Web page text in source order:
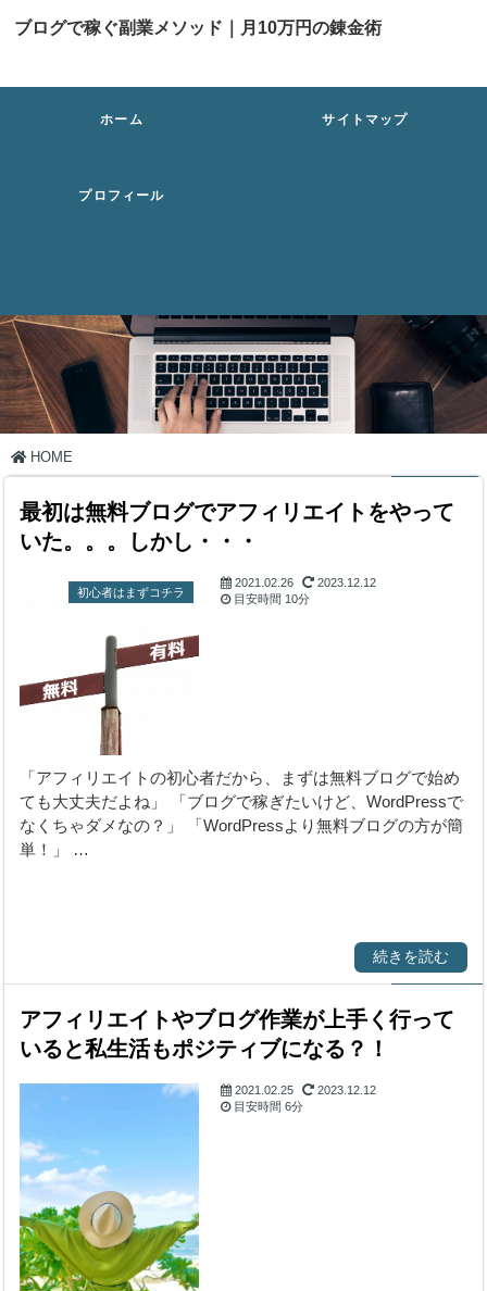
ブログで稼ぐ副業メソッド｜月10万円の錬金術
ホーム サイトマップ
プロフィール
HOME
最初は無料ブログでアフィリエイトをやって
いた。。。しかし・・・
初心者はまずコチラ
2021.02.26
2023.12.12
目安時間 10分
「アフィリエイトの初心者だから、まずは無料ブログで始め
ても大丈夫だよね」 「ブログで稼ぎたいけど、WordPressで
なくちゃダメなの？」 「WordPressより無料ブログの方が簡
単！」 …
続きを読む
アフィリエイトやブログ作業が上手く行って
いると私生活もポジティブになる？！
メンタル的なこと
2021.02.25
2023.12.12
目安時間6分